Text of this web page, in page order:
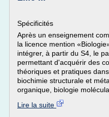
Spécificités
Après un enseignement
la licence mention
intégrer, à partir du S4, le
permettant d'acquérir des
théoriques et pratiques
biochimie structurale et
organique, biologie
Lire la suite